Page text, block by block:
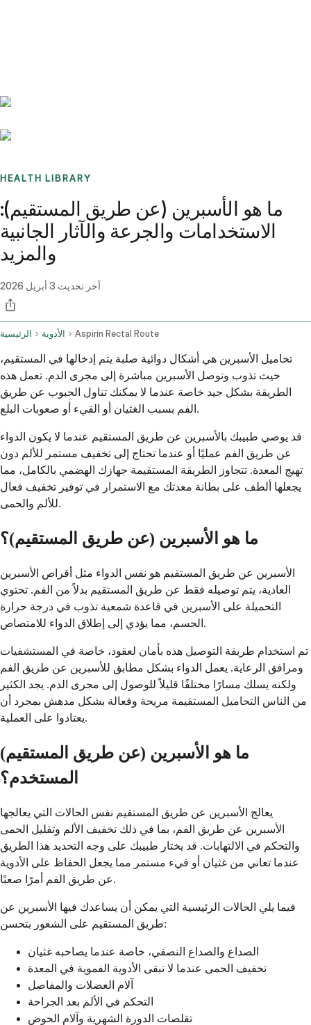
HEALTH LIBRARY
ما هو الأسبرين (عن طريق المستقيم):
الاستخدامات والجرعة والآثار الجانبية
والمزيد
آخر تحديث 3 أبريل 2026
الرئيسية الأدوية Aspirin Rectal Route
تحاميل الأسبرين هي أشكال دوائية صلبة يتم إدخالها في المستقيم،
حيث تذوب وتوصل الأسبرين مباشرة إلى مجرى الدم. تعمل هذه
الطريقة بشكل جيد خاصة عندما لا يمكنك تناول الحبوب عن طريق
الفم بسبب الغثيان أو القيء أو صعوبات البلع.
قد يوصي طبيبك بالأسبرين عن طريق المستقيم عندما لا يكون الدواء
عن طريق الفم عمليًا أو عندما تحتاج إلى تخفيف مستمر للألم دون
تهيج المعدة. تتجاوز الطريقة المستقيمة جهازك الهضمي بالكامل، مما
يجعلها ألطف على بطانة معدتك مع الاستمرار في توفير تخفيف فعال
للألم والحمى.
ما هو الأسبرين (عن طريق المستقيم)؟
الأسبرين عن طريق المستقيم هو نفس الدواء مثل أقراص الأسبرين
العادية، يتم توصيله فقط عن طريق المستقيم بدلاً من الفم. تحتوي
التحميلة على الأسبرين في قاعدة شمعية تذوب في درجة حرارة
الجسم، مما يؤدي إلى إطلاق الدواء للامتصاص.
تم استخدام طريقة التوصيل هذه بأمان لعقود، خاصة في المستشفيات
ومرافق الرعاية. يعمل الدواء بشكل مطابق للأسبرين عن طريق الفم
ولكنه يسلك مسارًا مختلفًا قليلاً للوصول إلى مجرى الدم. يجد الكثير
من الناس التحاميل المستقيمة مريحة وفعالة بشكل مدهش بمجرد أن
يعتادوا على العملية.
ما هو الأسبرين (عن طريق المستقيم)
المستخدم؟
يعالج الأسبرين عن طريق المستقيم نفس الحالات التي يعالجها
الأسبرين عن طريق الفم، بما في ذلك تخفيف الألم وتقليل الحمى
والتحكم في الالتهابات. قد يختار طبيبك على وجه التحديد هذا الطريق
عندما تعاني من غثيان أو قيء مستمر مما يجعل الحفاظ على الأدوية
عن طريق الفم أمرًا صعبًا.
فيما يلي الحالات الرئيسية التي يمكن أن يساعدك فيها الأسبرين عن
طريق المستقيم على الشعور بتحسن:
الصداع والصداع النصفي، خاصة عندما يصاحبه غثيان
تخفيف الحمى عندما لا تبقى الأدوية الفموية في المعدة
آلام العضلات والمفاصل
التحكم في الألم بعد الجراحة
تقلصات الدورة الشهرية وآلام الحوض